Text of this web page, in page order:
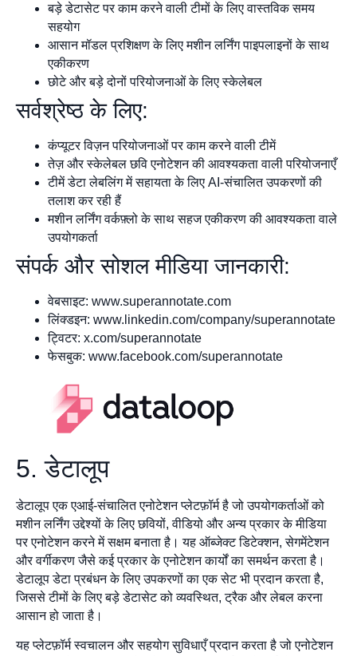
बड़े डेटासेट पर काम करने वाली टीमों के लिए वास्तविक समय
सहयोग
आसान मॉडल प्रशिक्षण के लिए मशीन लर्निंग पाइपलाइनों के साथ
एकीकरण
छोटे और बड़े दोनों परियोजनाओं के लिए स्केलेबल
सर्वश्रेष्ठ के लिए:
कंप्यूटर विज़न परियोजनाओं पर काम करने वाली टीमें
तेज़ और स्केलेबल छवि एनोटेशन की आवश्यकता वाली परियोजनाएँ
टीमें डेटा लेबलिंग में सहायता के लिए AI-संचालित उपकरणों की
तलाश कर रही हैं
मशीन लर्निंग वर्कफ़्लो के साथ सहज एकीकरण की आवश्यकता वाले
उपयोगकर्ता
संपर्क और सोशल मीडिया जानकारी:
वेबसाइट: www.superannotate.com
लिंक्डइन: www.linkedin.com/company/superannotate
ट्विटर: x.com/superannotate
फेसबुक: www.facebook.com/superannotate
5. डेटालूप
डेटालूप एक एआई-संचालित एनोटेशन प्लेटफ़ॉर्म है जो उपयोगकर्ताओं को
मशीन लर्निंग उद्देश्यों के लिए छवियों, वीडियो और अन्य प्रकार के मीडिया
पर एनोटेशन करने में सक्षम बनाता है। यह ऑब्जेक्ट डिटेक्शन, सेगमेंटेशन
और वर्गीकरण जैसे कई प्रकार के एनोटेशन कार्यों का समर्थन करता है।
डेटालूप डेटा प्रबंधन के लिए उपकरणों का एक सेट भी प्रदान करता है,
जिससे टीमों के लिए बड़े डेटासेट को व्यवस्थित, ट्रैक और लेबल करना
आसान हो जाता है।
यह प्लेटफ़ॉर्म स्वचालन और सहयोग सुविधाएँ प्रदान करता है जो एनोटेशन